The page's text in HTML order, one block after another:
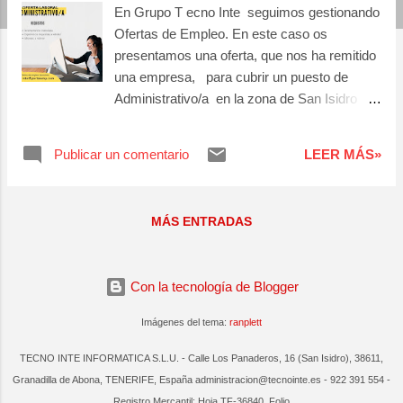
En Grupo T ecno Inte seguimos gestionando
Ofertas de Empleo. En este caso os
presentamos una oferta, que nos ha remitido
una empresa, para cubrir un puesto de
Administrativo/a en la zona de San Isidro
aquí
Publicar un comentario LEER MÁS»
MÁS ENTRADAS
Con la tecnología de Blogger
Imágenes del tema: ranplett
TECNO INTE INFORMATICA S.L.U. - Calle Los Panaderos, 16 (San Isidro), 38611,
Granadilla de Abona, TENERIFE, España administracion@tecnointe.es - 922 391 554 -